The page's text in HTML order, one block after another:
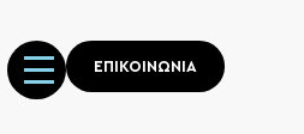
ΕΠΙΚΟΙΝΩΝΙΑ